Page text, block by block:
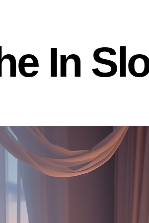
In